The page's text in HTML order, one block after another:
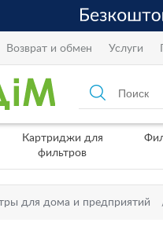
Возврат и обмен Услуги
Картриджи для
фильтров
для дома и предприятий